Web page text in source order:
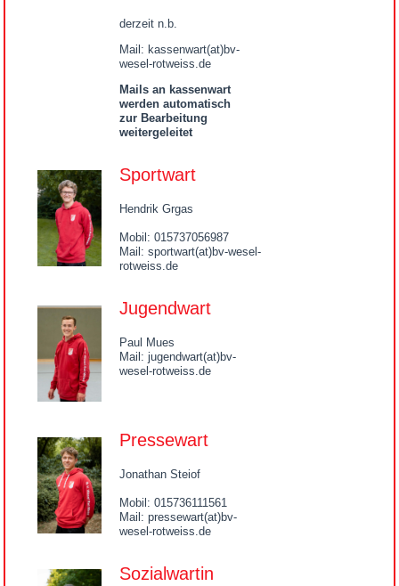
derzeit n.b.
Mail: kassenwart(at)bv-
wesel-rotweiss.de
Mails an kassenwart
werden automatisch
zur Bearbeitung
weitergeleitet
Sportwart
Hendrik Grgas
Mobil: 015737056987
Mail: sportwart(at)bv-wesel-
rotweiss.de
Jugendwart
Paul Mues
Mail: jugendwart(at)bv-
wesel-rotweiss.de
Pressewart
Jonathan Steiof
Mobil: 015736111561
Mail: pressewart(at)bv-
wesel-rotweiss.de
Sozialwartin